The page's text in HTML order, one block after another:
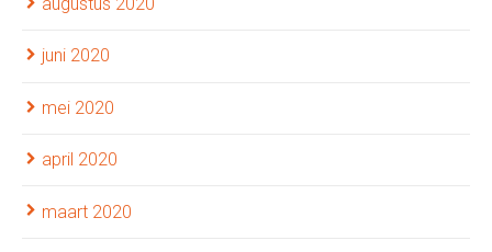
juni 2020
mei 2020
april 2020
maart 2020